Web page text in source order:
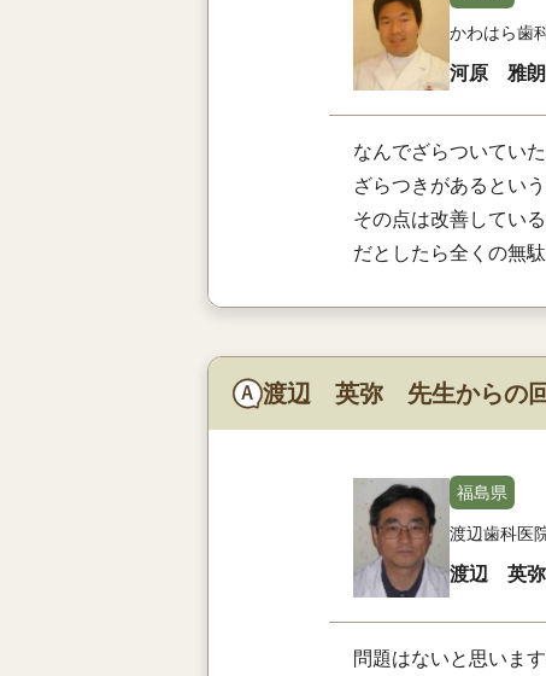
かわはら歯
河原 雅朗
なんでざらついてい
ざらつきがあるとい
その点は改善してい
だとしたら全くの無
渡辺 英弥 先生からの
福島県
渡辺歯科医
渡辺 英弥
問題はないと思います